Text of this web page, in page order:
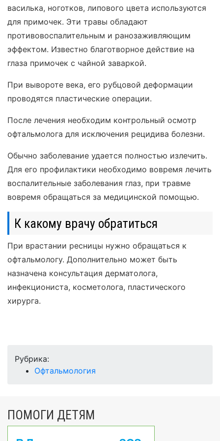
василька, ноготков, липового цвета используются
для примочек. Эти травы обладают
противовоспалительным и ранозаживляющим
эффектом. Известно благотворное действие на
глаза примочек с чайной заваркой.
При вывороте века, его рубцовой деформации
проводятся пластические операции.
После лечения необходим контрольный осмотр
офтальмолога для исключения рецидива болезни.
Обычно заболевание удается полностью излечить.
Для его профилактики необходимо вовремя лечить
воспалительные заболевания глаз, при травме
вовремя обращаться за медицинской помощью.
К какому врачу обратиться
При врастании ресницы нужно обращаться к
офтальмологу. Дополнительно может быть
назначена консультация дерматолога,
инфекциониста, косметолога, пластического
хирурга.
Рубрика:
Офтальмология
ПОМОГИ ДЕТЯМ